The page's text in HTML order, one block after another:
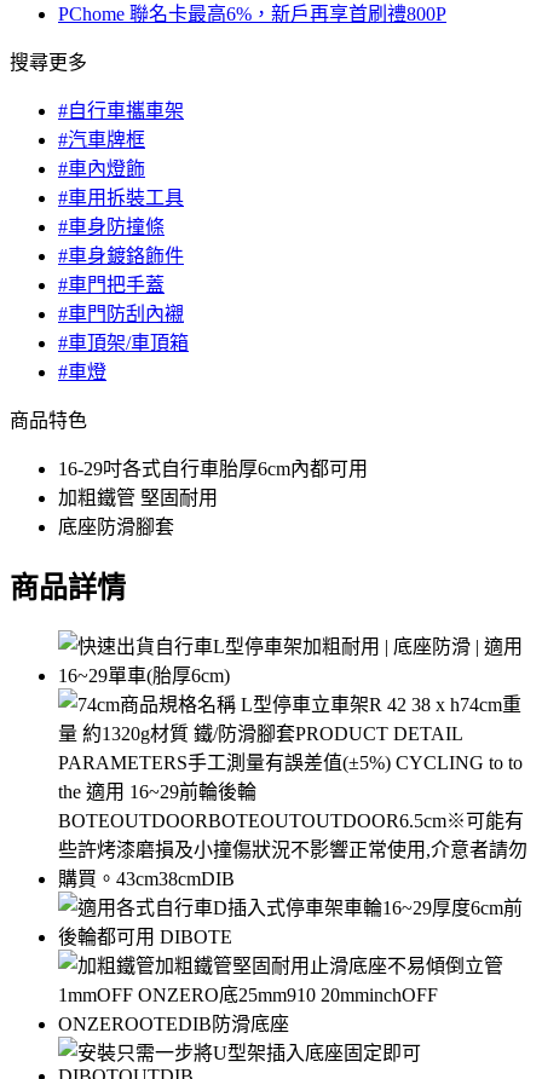
PChome 聯名卡最高6%，新戶再享首刷禮800P
搜尋更多
#自行車攜車架
#汽車牌框
#車內燈飾
#車用拆裝工具
#車身防撞條
#車身鍍鉻飾件
#車門把手蓋
#車門防刮內襯
#車頂架/車頂箱
#車燈
商品特色
16-29吋各式自行車胎厚6cm內都可用
加粗鐵管 堅固耐用
底座防滑腳套
商品詳情